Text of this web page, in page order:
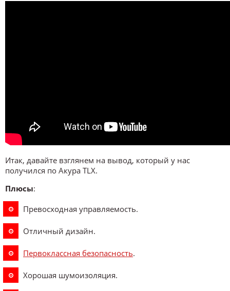
Итак, давайте взглянем на вывод, который у нас
получился по Акура TLX.
Плюсы:
Превосходная управляемость.
Отличный дизайн.
Первоклассная безопасность.
Хорошая шумоизоляция.